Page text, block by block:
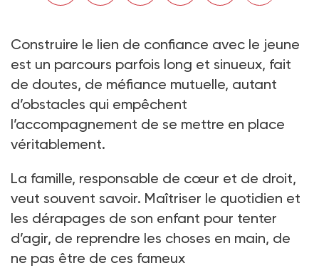
Construire le lien de confiance avec le jeune
est un parcours parfois long et sinueux, fait
de doutes, de méfiance mutuelle, autant
d’obstacles qui empêchent
l’accompagnement de se mettre en place
véritablement.
La famille, responsable de cœur et de droit,
veut souvent savoir. Maîtriser le quotidien et
les dérapages de son enfant pour tenter
d’agir, de reprendre les choses en main, de
ne pas être de ces fameux